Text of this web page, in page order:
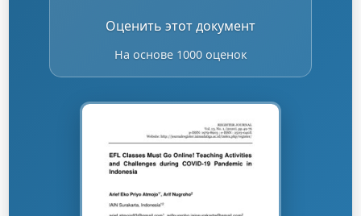
Оценить этот документ
На основе 1000 оценок